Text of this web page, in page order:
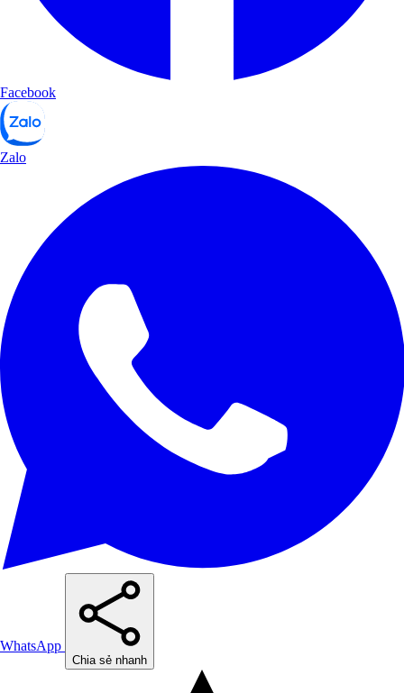
Facebook
Zalo
WhatsApp
Chia sẻ nhanh